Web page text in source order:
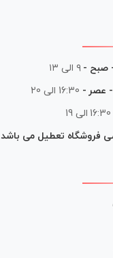
- صبح - ۹ الی ۱۳
- عصر - 16:30 الی 20
16:30 الی 19
فروشگاه تعطیل می باشد